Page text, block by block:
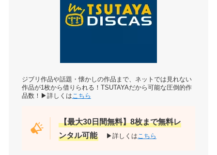
ジブリ作品や話題・懐かしの作品まで、ネットでは見れない
作品が1枚から借りられる！TSUTAYAだから可能な圧倒的作
品数！▶詳しくは こちら
【最大30日間無料】8枚まで無料レ
ンタル可能
▶詳しくは こちら